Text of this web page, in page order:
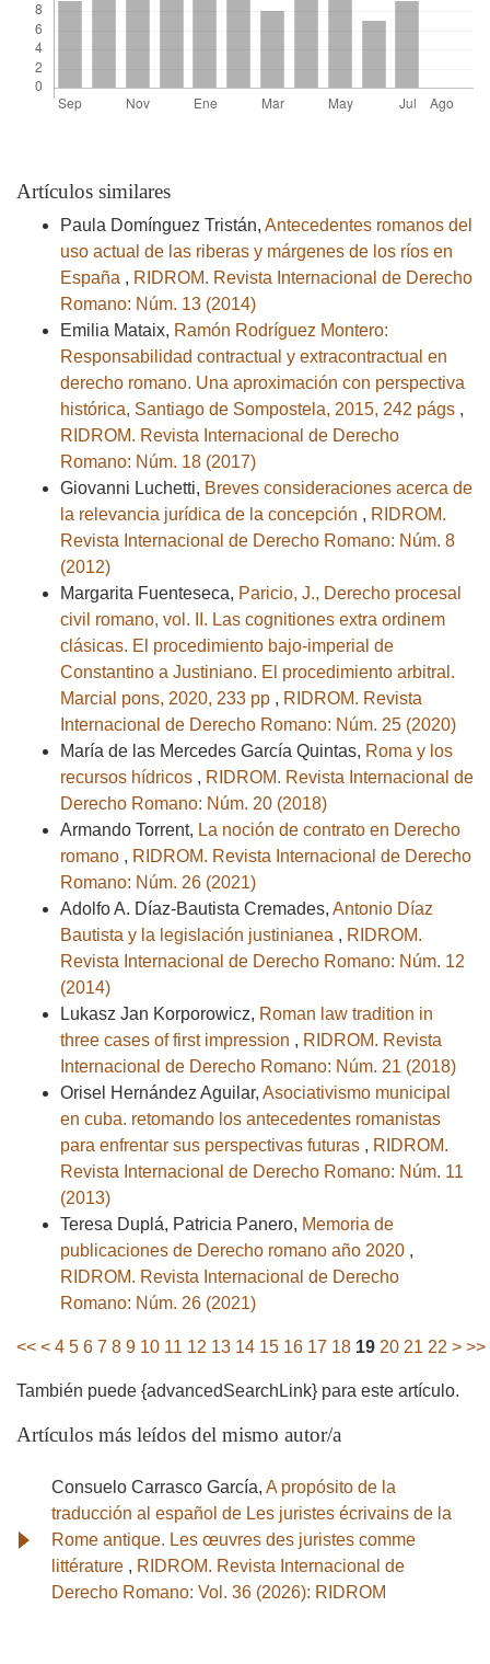
Artículos similares
Paula Domínguez Tristán, Antecedentes romanos del
uso actual de las riberas y márgenes de los ríos en
España , RIDROM. Revista Internacional de Derecho
Romano: Núm. 13 (2014)
Emilia Mataix, Ramón Rodríguez Montero:
Responsabilidad contractual y extracontractual en
derecho romano. Una aproximación con perspectiva
histórica, Santiago de Sompostela, 2015, 242 págs ,
RIDROM. Revista Internacional de Derecho
Romano: Núm. 18 (2017)
Giovanni Luchetti, Breves consideraciones acerca de
la relevancia jurídica de la concepción , RIDROM.
Revista Internacional de Derecho Romano: Núm. 8
(2012)
Margarita Fuenteseca, Paricio, J., Derecho procesal
civil romano, vol. II. Las cognitiones extra ordinem
clásicas. El procedimiento bajo-imperial de
Constantino a Justiniano. El procedimiento arbitral.
Marcial pons, 2020, 233 pp , RIDROM. Revista
Internacional de Derecho Romano: Núm. 25 (2020)
María de las Mercedes García Quintas, Roma y los
recursos hídricos , RIDROM. Revista Internacional de
Derecho Romano: Núm. 20 (2018)
Armando Torrent, La noción de contrato en Derecho
romano , RIDROM. Revista Internacional de Derecho
Romano: Núm. 26 (2021)
Adolfo A. Díaz-Bautista Cremades, Antonio Díaz
Bautista y la legislación justinianea , RIDROM.
Revista Internacional de Derecho Romano: Núm. 12
(2014)
Lukasz Jan Korporowicz, Roman law tradition in
three cases of first impression , RIDROM. Revista
Internacional de Derecho Romano: Núm. 21 (2018)
Orisel Hernández Aguilar, Asociativismo municipal
en cuba. retomando los antecedentes romanistas
para enfrentar sus perspectivas futuras , RIDROM.
Revista Internacional de Derecho Romano: Núm. 11
(2013)
Teresa Duplá, Patricia Panero, Memoria de
publicaciones de Derecho romano año 2020 ,
RIDROM. Revista Internacional de Derecho
Romano: Núm. 26 (2021)
<< < 4 5 6 7 8 9 10 11 12 13 14 15 16 17 18 19 20 21 22 > >>
También puede {advancedSearchLink} para este artículo.
Artículos más leídos del mismo autor/a
Consuelo Carrasco García, A propósito de la
traducción al español de Les juristes écrivains de la
Rome antique. Les œuvres des juristes comme
littérature , RIDROM. Revista Internacional de
Derecho Romano: Vol. 36 (2026): RIDROM